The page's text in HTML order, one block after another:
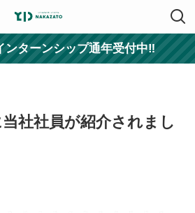
ンターンシップ通年受付中‼
社社員が紹介されまし